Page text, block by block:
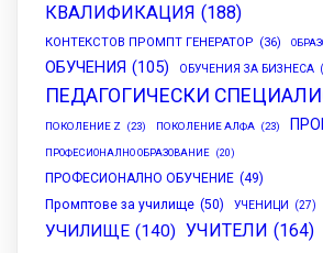
КВАЛИФИКАЦИЯ (188)
КОНТЕКСТОВ ПРОМПТ ГЕНЕРАТОР (36)
ОБУЧЕНИЯ (105) ОБУЧЕНИЯ ЗА БИЗНЕСА
ПЕДАГОГИЧЕСКИ
ПОКОЛЕНИЕ Z (23) ПОКОЛЕНИЕ АЛФА (23)
ПРОФЕСИОНАЛНО ОБРАЗОВАНИЕ (20)
ПРОФЕСИОНАЛНО ОБУЧЕНИЕ (49)
Промптове за училище (50) УЧЕНИЦИ (27)
УЧИЛИЩЕ (140) УЧИТЕЛИ (164)